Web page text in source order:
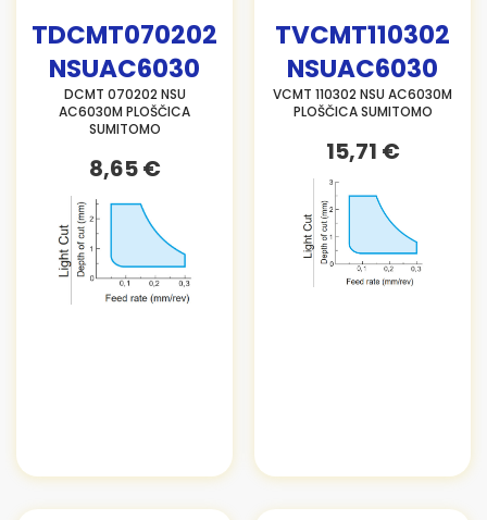
TDCMT070202
NSUAC6030
DCMT 070202 NSU
AC6030M PLOŠČICA
SUMITOMO
8,65 €
TVCMT110302
NSUAC6030
VCMT 110302 NSU AC6030M
PLOŠČICA SUMITOMO
15,71 €